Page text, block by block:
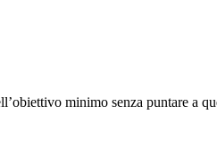
minimo senza puntare a